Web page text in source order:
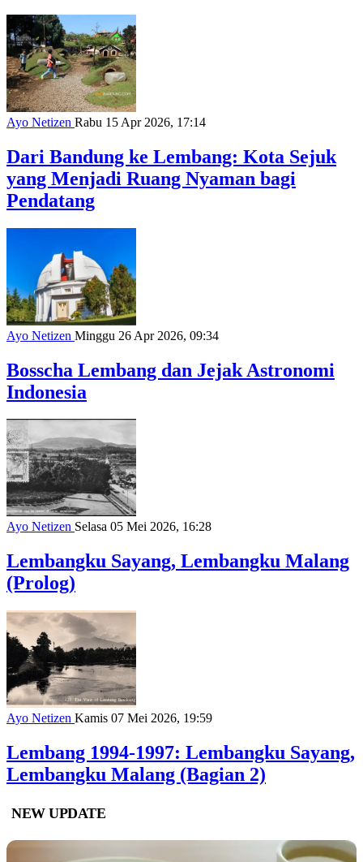
Ayo Netizen Rabu 15 Apr 2026, 17:14
Dari Bandung ke Lembang: Kota Sejuk
yang Menjadi Ruang Nyaman bagi
Pendatang
Ayo Netizen Minggu 26 Apr 2026, 09:34
Bosscha Lembang dan Jejak Astronomi
Indonesia
Ayo Netizen Selasa 05 Mei 2026, 16:28
Lembangku Sayang, Lembangku Malang
(Prolog)
Ayo Netizen Kamis 07 Mei 2026, 19:59
Lembang 1994-1997: Lembangku Sayang,
Lembangku Malang (Bagian 2)
NEW UPDATE